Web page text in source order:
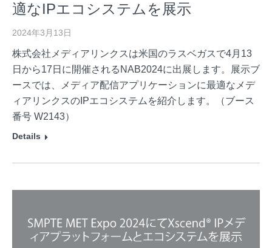
適なIPエコシステムを展示
2024年3月13日
株式会社メディアリンクスは米国のラスベガスで4月13
日から17日に開催されるNAB2024に出展します。展示ブ
ースでは、メディア配信アプリケーションに最適なメデ
ィアリンクスのIPエコシステムを紹介します。（ブース
番号 W2143）
Details